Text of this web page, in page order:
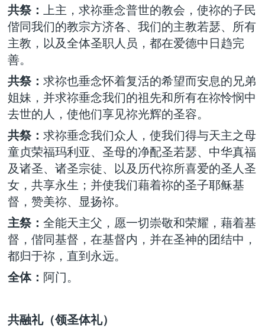
共祭： 上主，求祢垂念普世的教会，使祢的子民
偕同我们的教宗方济各、我们的主教若瑟、所有
主教，以及全体圣职人员，都在爱德中日趋完
善。
共祭： 求祢也垂念怀着复活的希望而安息的兄弟
姐妹，并求祢垂念我们的祖先和所有在祢怜悯中
去世的人，使他们享见祢光辉的圣容。
共祭： 求祢垂念我们众人，使我们得与天主之母
童贞荣福玛利亚、圣母的净配圣若瑟、中华真福
及诸圣、诸圣宗徒、以及历代祢所喜爱的圣人圣
女，共享永生；并使我们藉着祢的圣子耶稣基
督，赞美祢、显扬祢。
主祭： 全能天主父，愿一切崇敬和荣耀，藉着基
督，偕同基督，在基督内，并在圣神的团结中，
都归于祢，直到永远。
全体： 阿门。
共融礼（领圣体礼）